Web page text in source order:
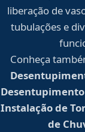
liberação de
tubulações e
Conheça
Desentupimento
Instalação de
de